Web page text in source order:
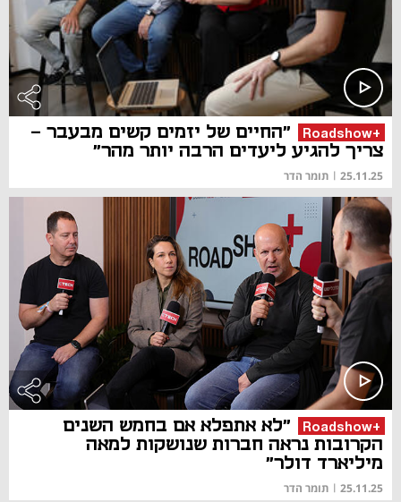
+Roadshow
"החיים של יזמים קשים מבעבר -
צריך להגיע ליעדים הרבה יותר מהר"
25.11.25
| תומר הדר
+Roadshow
"לא אתפלא אם בחמש השנים
הקרובות נראה חברות שנושקות למאה
מיליארד דולר"
25.11.25
| תומר הדר